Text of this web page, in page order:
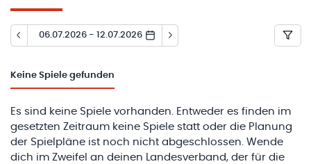
06.07.2026 - 12.07.2026
Keine Spiele gefunden
Es sind keine Spiele vorhanden. Entweder es finden im
gesetzten Zeitraum keine Spiele statt oder die Planung
der Spielpläne ist noch nicht abgeschlossen. Wende
dich im Zweifel an deinen Landesverband, der für die